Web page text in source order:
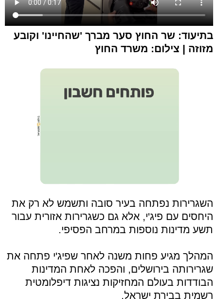
בתיעוד: שר החוץ סער מברך 'שהחיינו' וקובע
מזוזה | צילום: משרד החוץ
השגרירות נפתחה בעיר סובה ותשמש לא רק את
היחסים עם פיג'י, אלא גם כשגרירות אזורית עבור
תשע מדינות נוספות במרחב הפסיפי.
המהלך מגיע פחות משנה לאחר שפיג'י פתחה את
שגרירותה בירושלים, והפכה לאחת המדינות
הבודדות בעולם המחזיקות נציגות דיפלומטית
רשמית בבירת ישראל.